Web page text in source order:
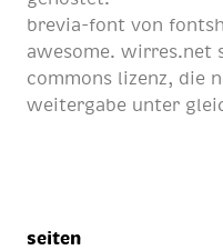
brevia-font von
awesome. wirres.net
commons lizenz, die
weitergabe unter
seiten